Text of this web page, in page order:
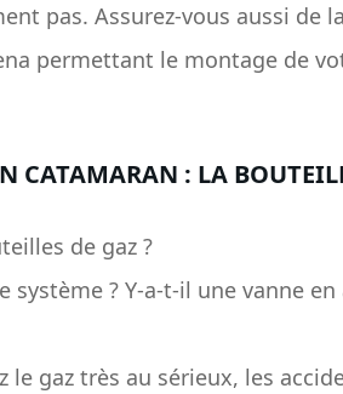
pas. Assurez-vous aussi de
permettant le montage de
CATAMARAN : LA
de gaz ?
système ? Y-a-t-il une vanne
le gaz très au sérieux, les